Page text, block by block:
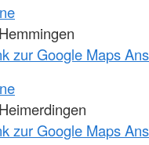
zur Google Maps
zur Google Maps